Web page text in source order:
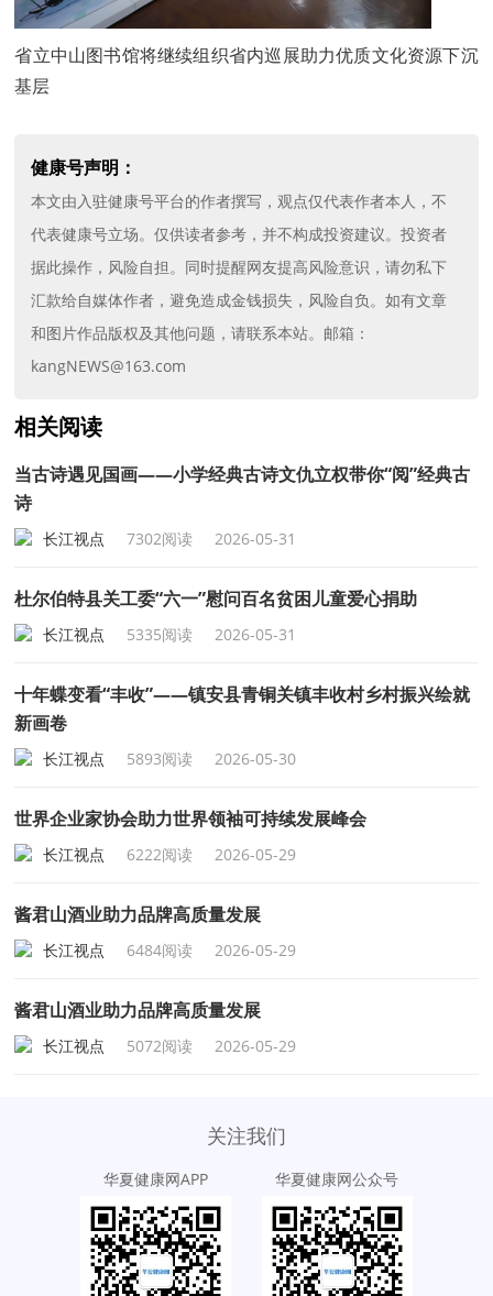
省立中山图书馆将继续组织省内巡展助力优质文化资源下沉
基层
健康号声明：
本文由入驻健康号平台的作者撰写，观点仅代表作者本人，不
代表健康号立场。仅供读者参考，并不构成投资建议。投资者
据此操作，风险自担。同时提醒网友提高风险意识，请勿私下
汇款给自媒体作者，避免造成金钱损失，风险自负。如有文章
和图片作品版权及其他问题，请联系本站。邮箱：
kangNEWS@163.com
相关阅读
当古诗遇见国画——小学经典古诗文仇立权带你“阅”经典古
诗
长江视点 7302阅读 2026-05-31
杜尔伯特县关工委“六一”慰问百名贫困儿童爱心捐助
长江视点 5335阅读 2026-05-31
十年蝶变看“丰收”——镇安县青铜关镇丰收村乡村振兴绘就
新画卷
长江视点 5893阅读 2026-05-30
世界企业家协会助力世界领袖可持续发展峰会
长江视点 6222阅读 2026-05-29
酱君山酒业助力品牌高质量发展
长江视点 6484阅读 2026-05-29
酱君山酒业助力品牌高质量发展
长江视点 5072阅读 2026-05-29
关注我们
华夏健康网APP 华夏健康网公众号